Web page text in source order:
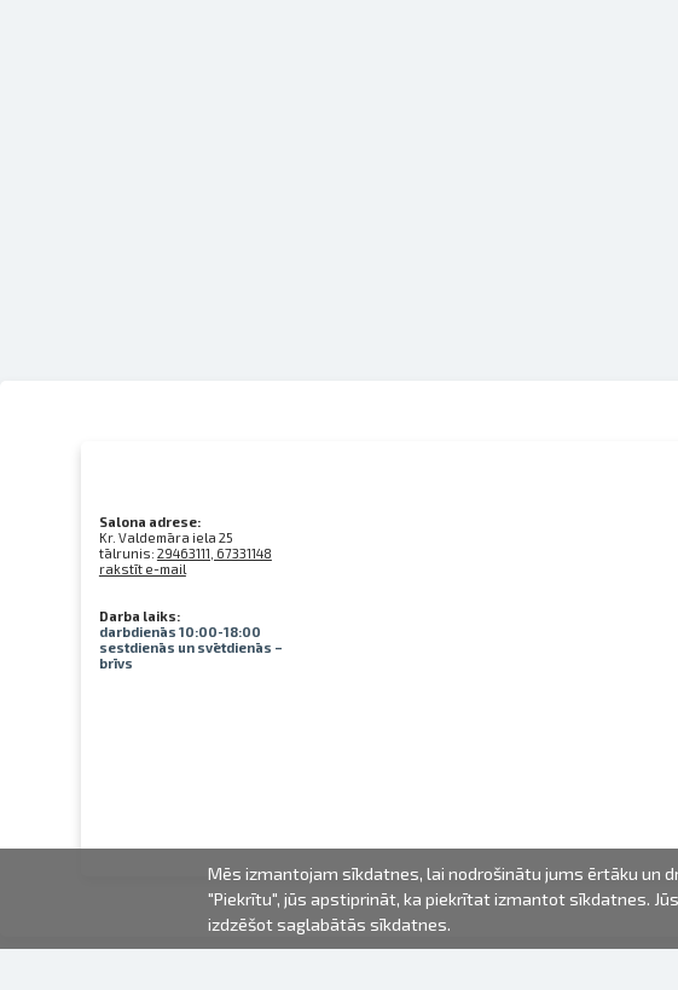
Salona adrese:
Kr. Valdemāra iela 25
tālrunis: 29463111, 67331148
rakstīt e-mail
Darba laiks:
darbdienās 10:00-18:00
sestdienās un svētdienās –
brīvs
Mēs izmantojam sīkdatnes, lai nodrošinātu jums ērtāku un
"Piekrītu", jūs apstiprināt, ka piekrītat izmantot sīkdatnes.
izdzēšot saglabātās sīkdatnes.